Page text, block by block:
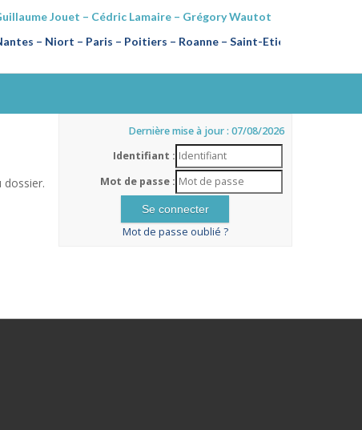
Jouet – Cédric Lamaire – Grégory Wautot
– Niort – Paris – Poitiers – Roanne – Saint-Etienne
Dernière mise à jour : 07/08/2026
Identifiant :
Mot de passe :
Mot de passe oublié ?